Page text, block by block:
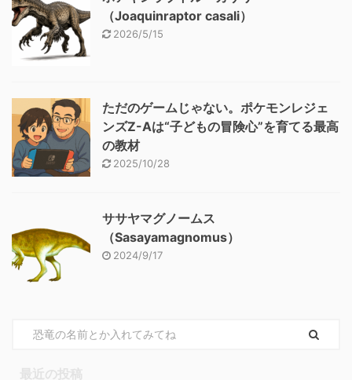
（Joaquinraptor casali）
2026/5/15
ただのゲームじゃない。ポケモンレジェ
ンズZ-Aは“子どもの冒険心”を育てる最高
の教材
2025/10/28
ササヤマグノームス
（Sasayamagnomus）
2024/9/17